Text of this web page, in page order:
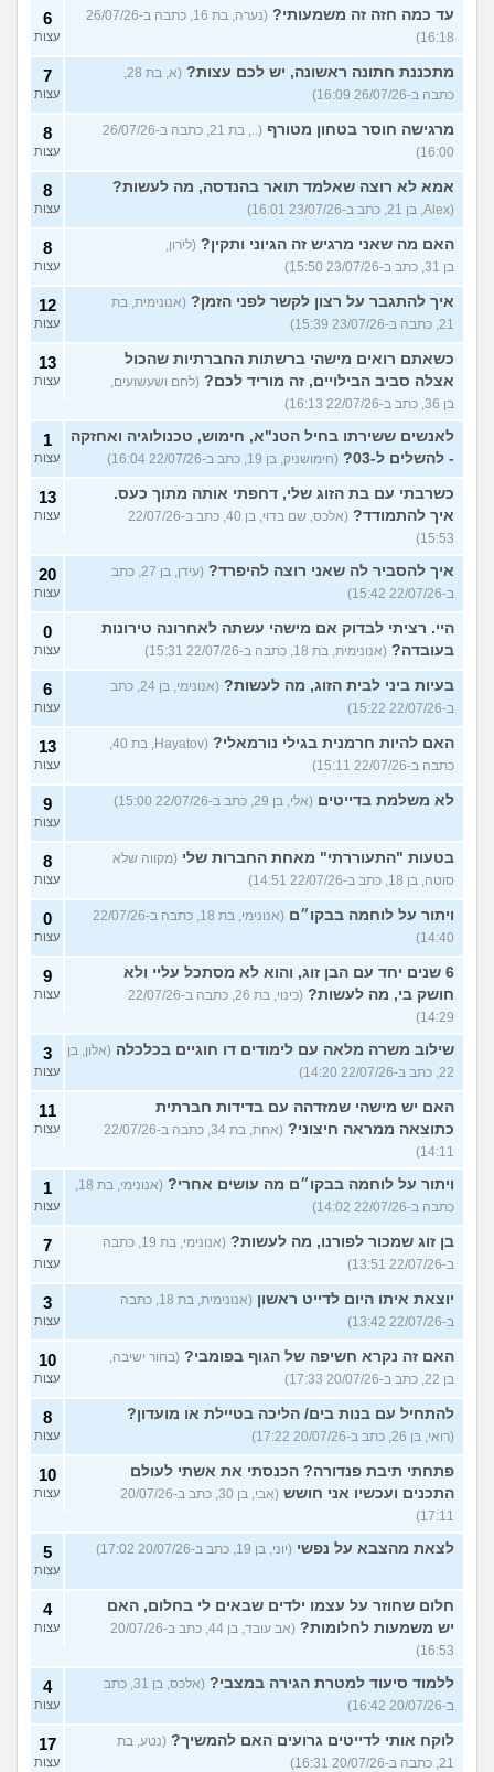
עד כמה חזה זה משמעותי?
(נערה, בת 16, כתבה ב-26/07/26
16:18)
6
עצות
מתכננת חתונה ראשונה, יש לכם עצות?
כתבה ב-26/07/26 16:09)
7
עצות
מרגישה חוסר בטחון מטורף
(.., בת 21, כתבה ב-26/07/26
16:00)
8
עצות
אמא לא רוצה שאלמד תואר בהנדסה, מה לעשות?
(Alex, בן 21, כתב ב-23/07/26 16:01)
8
עצות
האם מה שאני מרגיש זה הגיוני ותקין? (לירון,
בן 31, כתב ב-23/07/26 15:50)
8
עצות
איך להתגבר על רצון לקשר לפני הזמן? (אנונימית, בת
21, כתבה ב-23/07/26 15:39)
12
עצות
כשאתם רואים מישהי ברשתות החברתיות שהכול
אצלה סביב הבילויים, זה מוריד לכם? (לחם ושעשועים,
בן 36, כתב ב-22/07/26 16:13)
13
עצות
לאנשים ששירתו בחיל הטנ"א, חימוש, טכנולוגיה ואחזקה
- להשלים ל-03?
(חימושניק, בן 19, כתב ב-22/07/26 16:04)
1
עצות
כשרבתי עם בת הזוג שלי, דחפתי אותה מתוך כעס.
איך להתמודד?
(אלכס, שם בדוי, בן 40, כתב ב-22/07/26
15:53)
13
עצות
איך להסביר לה שאני רוצה להיפרד?
(עידן, בן 27, כתב
ב-22/07/26 15:42)
20
עצות
היי. רציתי לבדוק אם מישהי עשתה לאחרונה טירונות
בעובדה? (אנונימית, בת 18, כתבה ב-22/07/26 15:31)
0
עצות
בעיות ביני לבית הזוג, מה לעשות?
(אנונימי, בן 24, כתב
ב-22/07/26 15:22)
6
עצות
האם להיות חרמנית בגילי נורמאלי?
כתבה ב-22/07/26 15:11)
13
עצות
לא משלמת בדייטים (אלי, בן 29, כתב ב-22/07/26 15:00) 9
עצות
בטעות "התעוררתי" מאחת החברות שלי (מקווה שלא
סוטה, בן 18, כתב ב-22/07/26 14:51)
8
עצות
ויתור על לוחמה בבקו״ם
(אנונימי, בת 18, כתבה ב-22/07/26
14:40)
0
עצות
6 שנים יחד עם הבן זוג, והוא לא מסתכל עליי ולא
חושק בי, מה לעשות?
(כינוי, בת 26, כתבה ב-22/07/26
14:29)
9
עצות
שילוב משרה מלאה עם לימודים דו חוגיים בכלכלה (אלון, בן
22, כתב ב-22/07/26 14:20)
3
עצות
האם יש מישהי שמזדהה עם בדידות חברתית
כתוצאה ממראה חיצוני?
(אחת, בת 34, כתבה ב-22/07/26
14:11)
11
עצות
ויתור על לוחמה בבקו״ם מה עושים אחרי?
כתבה ב-22/07/26 14:02)
1
עצות
בן זוג שמכור לפורנו, מה לעשות?
(אנונימי, בת 19, כתבה
ב-22/07/26 13:51)
7
עצות
יוצאת איתו היום לדייט ראשון
(אנונימית, בת 18, כתבה
ב-22/07/26 13:42)
3
עצות
האם זה נקרא חשיפה של הגוף בפומבי? (בחור ישיבה,
בן 22, כתב ב-20/07/26 17:33)
10
עצות
להתחיל עם בנות בים/ הליכה בטיילת או מועדון?
(רואי, בן 26, כתב ב-20/07/26 17:22)
8
עצות
פתחתי תיבת פנדורה? הכנסתי את אשתי לעולם
התכנים ועכשיו אני חושש
(אבי, בן 30, כתב ב-20/07/26
17:11)
10
עצות
לצאת מהצבא על נפשי (יוני, בן 19, כתב ב-20/07/26 17:02) 5
עצות
חלום שחוזר על עצמו ילדים שבאים לי בחלום, האם
יש משמעות לחלומות?
(אב עובד, בן 44, כתב ב-20/07/26
16:53)
4
עצות
ללמוד סיעוד למטרת הגירה במצבי?
(אלכס, בן 31, כתב
ב-20/07/26 16:42)
4
עצות
לוקח אותי לדייטים גרועים האם להמשיך? (נטע, בת
21, כתבה ב-20/07/26 16:31)
17
עצות